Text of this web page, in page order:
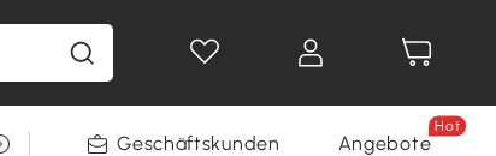
Gewinnspiele
RestpostenGeschäftskunden Angebote
Hot